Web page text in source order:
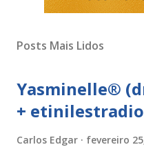
Posts Mais Lidos
Yasminelle®
+
Carlos Edgar fevereiro